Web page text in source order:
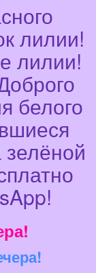
лилии!
лилии!
белого